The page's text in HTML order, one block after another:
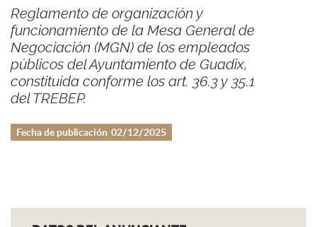
Reglamento de organización y
funcionamiento de la Mesa General de
Negociación (MGN) de los empleados
públicos del Ayuntamiento de Guadix,
constituida conforme los art. 36.3 y 35.1
del TREBEP.
Fecha de publicación 02/12/2025